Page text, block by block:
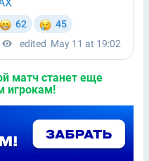
матч станет еще
игрокам!